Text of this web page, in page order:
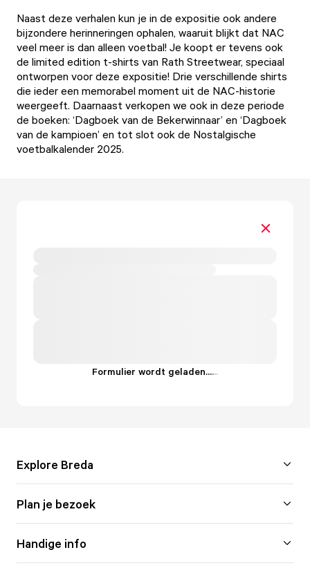
Naast deze verhalen kun je in de expositie ook andere
bijzondere herinneringen ophalen, waaruit blijkt dat NAC
veel meer is dan alleen voetbal! Je koopt er tevens ook
de limited edition t-shirts van Rath Streetwear, speciaal
ontworpen voor deze expositie! Drie verschillende shirts
die ieder een memorabel moment uit de NAC-historie
weergeeft. Daarnaast verkopen we ook in deze periode
de boeken: ‘Dagboek van de Bekerwinnaar’ en ‘Dagboek
van de kampioen’ en tot slot ook de Nostalgische
voetbalkalender 2025.
Formulier wordt geladen......
Explore Breda
Plan je bezoek
Handige info